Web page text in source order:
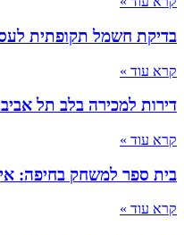
בדיקת חשמל תקופתית
קרא עוד »
דירות למכירה בלב תל
קרא עוד »
בית ספר למשחק בחיפה:
קרא עוד »